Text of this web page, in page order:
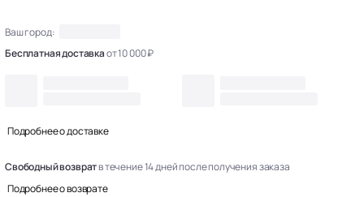
Ваш город:
Бесплатная доставкаот 10 000 ₽
Подробнее о доставке
Свободный возвратв течение 14 дней после получения заказа
Подробнее о возврате